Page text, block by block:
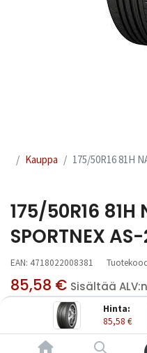
Hinta:
85,58 €
Kauppa 175/50R16 81H
175/50R16 81H
SPORTNEX
EAN: 4718022008381
85,58 € Sisältää ALV:n
Toimittajilla (kotimaa):
Toimitusaika:
3 arkipäivää